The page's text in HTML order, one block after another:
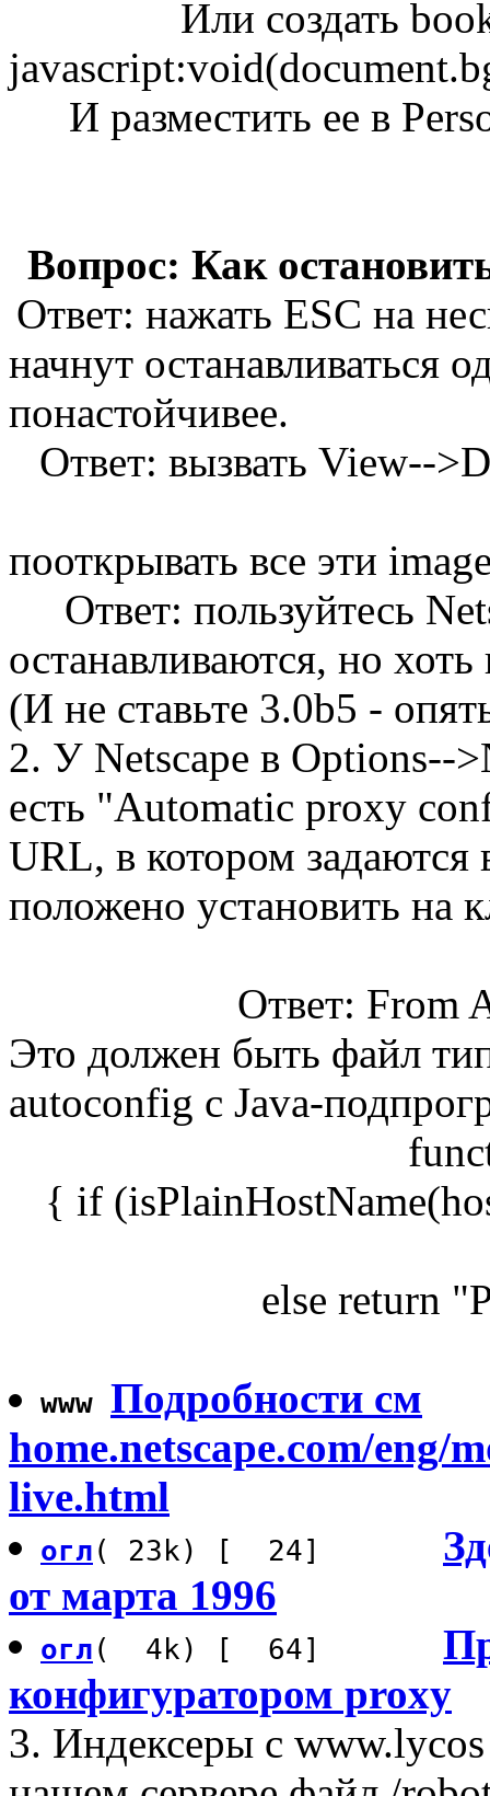
Или создать
И разместить ее в
Вопрос: Как
Ответ: нажать ESC на
начнут останавливаться
понастойчивее.
Ответ: вызвать View--
пооткрывать все эти
Ответ: пользуйтесь
останавливаются, но
(И не ставьте 3.0b5 -
2. У Netscape в Options--
есть "Automatic proxy
URL, в котором
положено установить на
Ответ: From
Это должен быть файл
autoconfig с Javа-
{ if
else return
www Подробности см
home.netscape.com/eng/
live.html
огл( 23k) [ 24]
от марта 1996
огл( 4k) [ 64]
конфигуратором proxy
3. Индексеры с